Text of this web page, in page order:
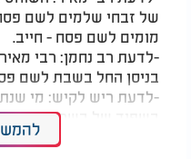
של זבחי שלמים לשם
מומים לשם פסח - חייב.
-לדעת רב נחמן: רבי
בניסן החל בשבת לשם
-לדעת ריש לקיש: מי
בשפוד של בשר קרבן
חטאת כדין אוכל נותר